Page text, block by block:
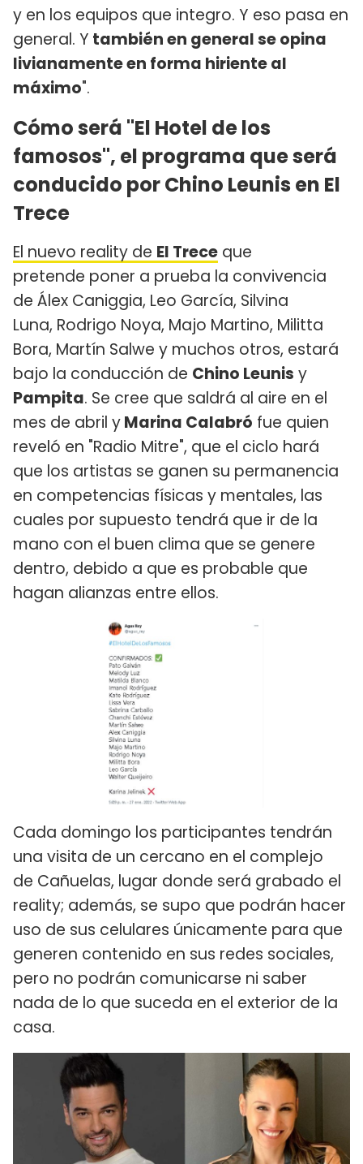
y en los equipos que integro. Y eso pasa en
general. Y también en general se opina
livianamente en forma hiriente al
máximo".
Cómo será "El Hotel de los
famosos", el programa que será
conducido por Chino Leunis en El
Trece
El nuevo reality de El Trece que
pretende poner a prueba la convivencia
de Álex Caniggia, Leo García, Silvina
Luna, Rodrigo Noya, Majo Martino, Militta
Bora, Martín Salwe y muchos otros, estará
bajo la conducción de Chino Leunis y
Pampita. Se cree que saldrá al aire en el
mes de abril yMarina Calabró fue quien
reveló en "Radio Mitre", que el ciclo hará
que los artistas se ganen su permanencia
en competencias físicas y mentales, las
cuales por supuesto tendrá que ir de la
mano con el buen clima que se genere
dentro, debido a que es probable que
hagan alianzas entre ellos.
Cada domingo los participantes tendrán
una visita de un cercano en el complejo
de Cañuelas, lugar donde será grabado el
reality; además, se supo que podrán hacer
uso de sus celulares únicamente para que
generen contenido en sus redes sociales,
pero no podrán comunicarse ni saber
nada de lo que suceda en el exterior de la
casa.